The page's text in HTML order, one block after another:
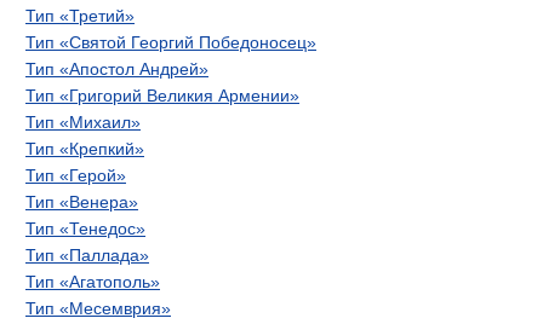
Тип «Третий»
Тип «Святой Георгий Победоносец»
Тип «Апостол Андрей»
Тип «Григорий Великия Армении»
Тип «Михаил»
Тип «Крепкий»
Тип «Герой»
Тип «Венера»
Тип «Тенедос»
Тип «Паллада»
Тип «Агатополь»
Тип «Месемврия»